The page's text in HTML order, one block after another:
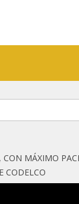
CON MÁXIMO
CODELCO